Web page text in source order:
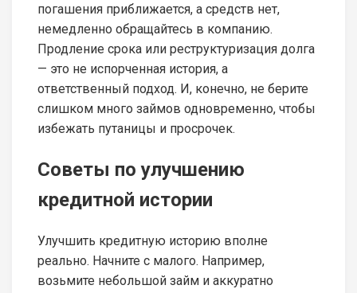
погашения приближается, а средств нет,
немедленно обращайтесь в компанию.
Продление срока или реструктуризация долга
— это не испорченная история, а
ответственный подход. И, конечно, не берите
слишком много займов одновременно, чтобы
избежать путаницы и просрочек.
Советы по улучшению
кредитной истории
Улучшить кредитную историю вполне
реально. Начните с малого. Например,
возьмите небольшой займ и аккуратно